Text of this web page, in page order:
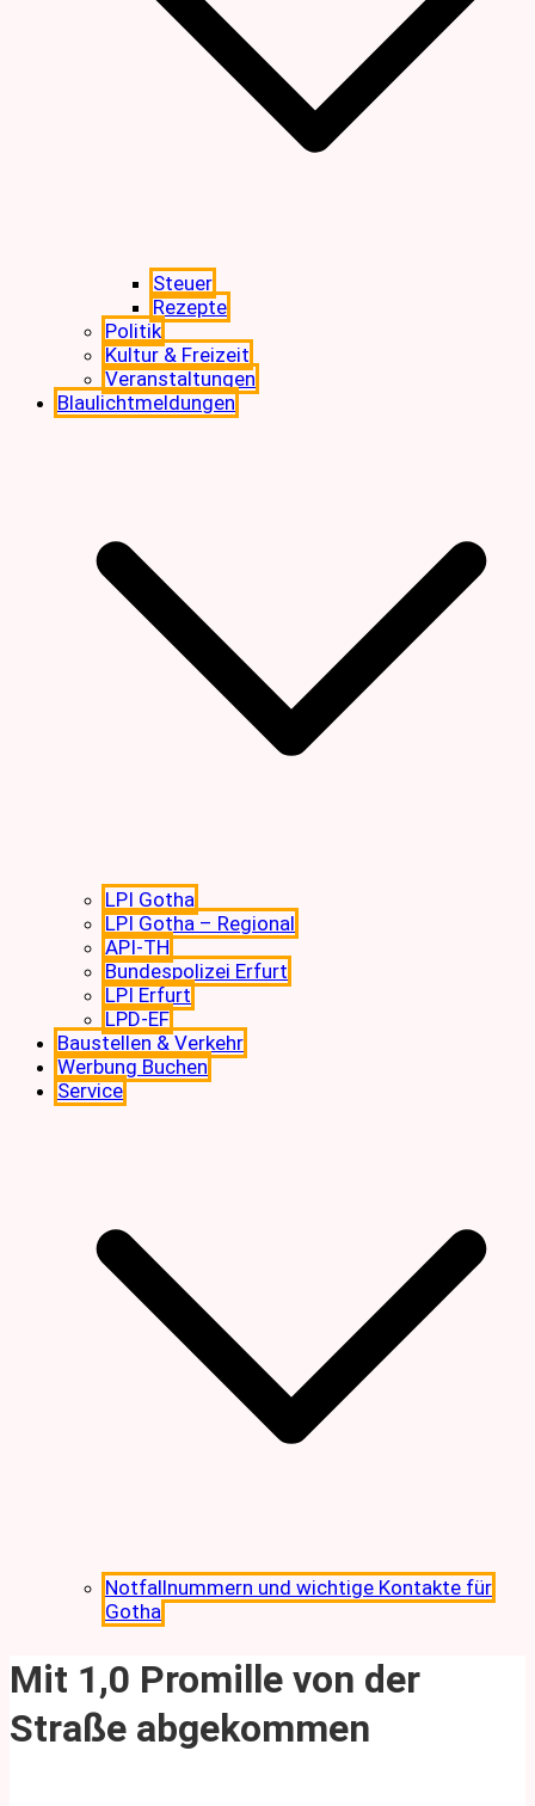
Steuer
Rezepte
Politik
Kultur & Freizeit
Veranstaltungen
Blaulichtmeldungen
LPI Gotha
LPI Gotha – Regional
API-TH
Bundespolizei Erfurt
LPI Erfurt
LPD-EF
Baustellen & Verkehr
Werbung Buchen
Service
Notfallnummern und wichtige Kontakte für
Gotha
Mit 1,0 Promille von der
Straße abgekommen